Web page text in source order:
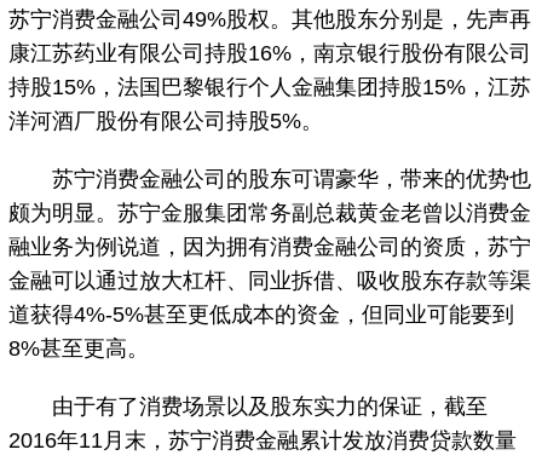
苏宁消费金融公司49%股权。其他股东分别是，先声再
康江苏药业有限公司持股16%，南京银行股份有限公司
持股15%，法国巴黎银行个人金融集团持股15%，江苏
洋河酒厂股份有限公司持股5%。
苏宁消费金融公司的股东可谓豪华，带来的优势也
颇为明显。苏宁金服集团常务副总裁黄金老曾以消费金
融业务为例说道，因为拥有消费金融公司的资质，苏宁
金融可以通过放大杠杆、同业拆借、吸收股东存款等渠
道获得4%-5%甚至更低成本的资金，但同业可能要到
8%甚至更高。
由于有了消费场景以及股东实力的保证，截至
2016年11月末，苏宁消费金融累计发放消费贷款数量